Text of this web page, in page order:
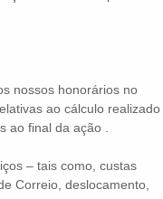
nossos honorários no
ao cálculo realizado
ao final da ação .
– tais como, custas
Correio, deslocamento,